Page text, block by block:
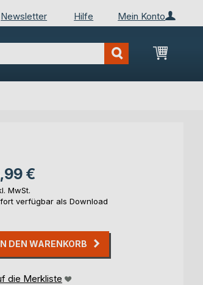
Mein Konto
Newsletter Hilfe
Mein
€
MwSt.
verfügbar als Download
DEN WARENKORB
die Merkliste